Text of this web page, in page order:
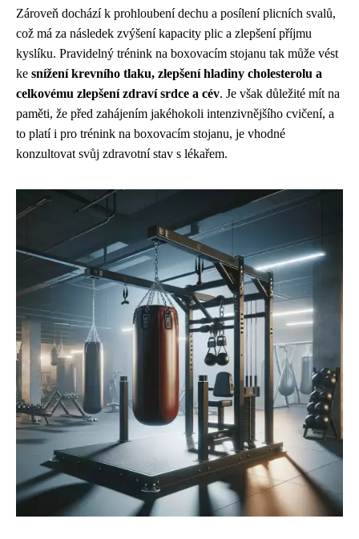
Zároveň dochází k prohloubení dechu a posílení plicních svalů,
což má za následek zvýšení kapacity plic a zlepšení příjmu
kyslíku. Pravidelný trénink na boxovacím stojanu tak může vést
ke snížení krevního tlaku, zlepšení hladiny cholesterolu a
celkovému zlepšení zdraví srdce a cév. Je však důležité mít na
paměti, že před zahájením jakéhokoli intenzivnějšího cvičení, a
to platí i pro trénink na boxovacím stojanu, je vhodné
konzultovat svůj zdravotní stav s lékařem.